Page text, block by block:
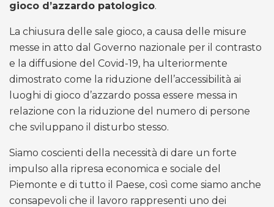
gioco d’azzardo patologico.
La chiusura delle sale gioco, a causa delle misure
messe in atto dal Governo nazionale per il contrasto
e la diffusione del Covid-19, ha ulteriormente
dimostrato come la riduzione dell’accessibilità ai
luoghi di gioco d’azzardo possa essere messa in
relazione con la riduzione del numero di persone
che sviluppano il disturbo stesso.
Siamo coscienti della necessità di dare un forte
impulso alla ripresa economica e sociale del
Piemonte e di tutto il Paese, così come siamo anche
consapevoli che il lavoro rappresenti uno dei